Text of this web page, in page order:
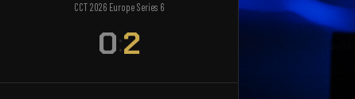
CCT 2026 Europe Series 6
0:2